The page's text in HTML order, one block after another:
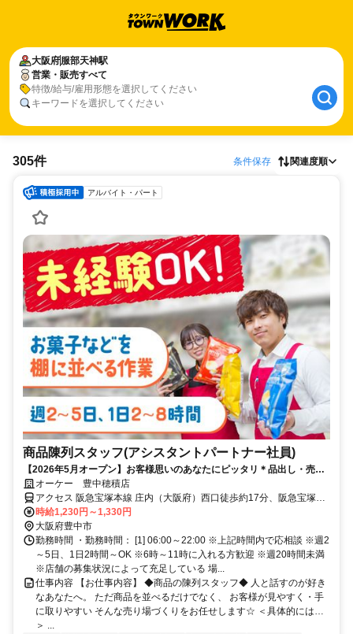
大阪府服部天神駅
営業・販売すべて
特徴/給与/雇用形態を選択してください
キーワードを選択してください
305件 条件保存 関連度順
アルバイト・パート
商品陳列スタッフ(アシスタントパートナー社員)
【2026年5月オープン】お客様思いのあなたにピッタリ＊品出し・売り
場づくりのお仕事♪
オーケー 豊中穂積店
アクセス 阪急宝塚本線 庄内（大阪府）西口徒歩約17分、阪急宝塚本
線 服部天神出入口1徒歩約17分、阪急宝塚本線 曽根（大阪府）徒歩
約23分
時給1,230円～1,330円
大阪府豊中市
勤務時間 ・勤務時間： [1] 06:00～22:00 ※上記時間内で応相談 ※週2
～5日、1日2時間～OK ※6時～11時に入れる方歓迎 ※週20時間未満
※店舗の募集状況によって充足している 場...
仕事内容 【お仕事内容】 ◆商品の陳列スタッフ◆ 人と話すのが好き
なあなたへ。 ただ商品を並べるだけでなく、 お客様が見やすく・手
に取りやすい そんな売り場づくりをお任せします☆ ＜具体的には…
＞ ...